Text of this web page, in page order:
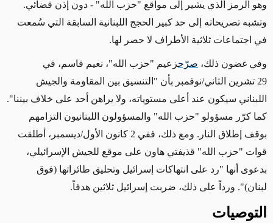
وهو الرمز الذي يشير إلى مواقع "حزب الله" - دون إذن قضائي.
وتشبه تصريحاته إلى حد كبير الحجج اللبنانية السابقة التي سُمعت
في اجتماعات ثلاثية الأطراف لا حصر لها.
وفي غضون ذلك، صرّحزعيم "حزب الله"، نعيم قاسم، في
29 تشرين الثاني/نوفمبر بأن "التنسيق بين المقاومة والجيش
اللبناني سيكون عند أعلى مستوياته، ولا يراهن أحد على خلاف بيننا".
كما كرّر مسؤولو "حزب الله" والمسؤولون اللبنانيون التزامهم
بوقف إطلاق النار. ومع ذلك، ففي 2 كانون الأول/ديسمبر، أطلقت
قوات "حزب الله" قذيفتي هاون على موقع للجيش الإسرائيلي،
بدعوى أنها "رد على انتهاكات إسرائيل وتحليق طائراتها (فوق
لبنان)". ورداً على ذلك، ضربت إسرائيل ثلاثين هدفاً.
التوصيات